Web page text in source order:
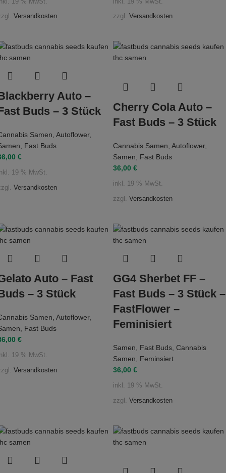
Versandkosten zzgl. Versandkosten
Auto –
Buds – 3 Stück
Samen, Autoflower,
, Fast Buds
€
19 % MwSt.
Versandkosten
Cherry Cola Auto –
Fast Buds – 3 Stück
Cannabis Samen, Autoflower,
Samen, Fast Buds
36,00 €
inkl. 19 % MwSt.
zzgl. Versandkosten
Auto – Fast
– 3 Stück
Samen Autoflower,
Fast Buds
€
19 % MwSt.
Versandkosten
GG4 Sherbet FF –
Fast Buds – 3 Stück –
FastFlower –
Feminisiert
Samen Fast Buds Cannabis
Samen
Feminsiert
36,00 €
inkl. 19 % MwSt.
zzgl. Versandkosten